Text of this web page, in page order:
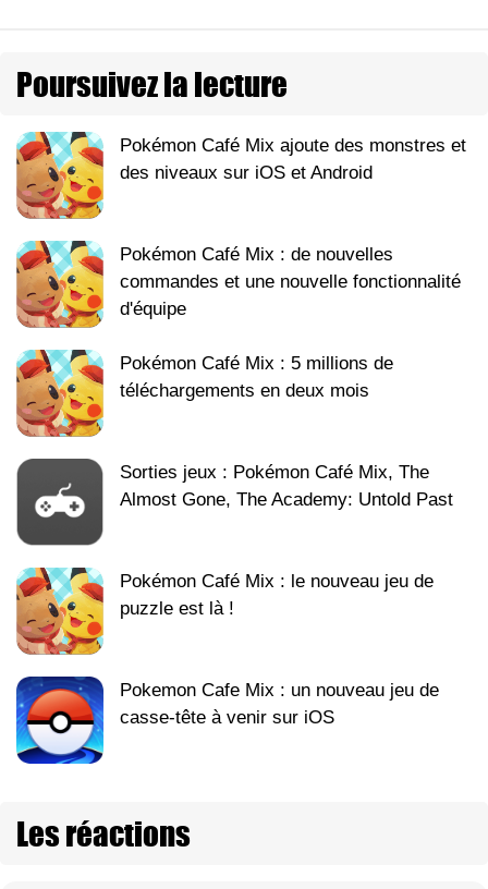
Poursuivez la lecture
Pokémon Café Mix ajoute des monstres et
des niveaux sur iOS et Android
Pokémon Café Mix : de nouvelles
commandes et une nouvelle fonctionnalité
d'équipe
Pokémon Café Mix : 5 millions de
téléchargements en deux mois
Sorties jeux : Pokémon Café Mix, The
Almost Gone, The Academy: Untold Past
Pokémon Café Mix : le nouveau jeu de
puzzle est là !
Pokemon Cafe Mix : un nouveau jeu de
casse-tête à venir sur iOS
Les réactions